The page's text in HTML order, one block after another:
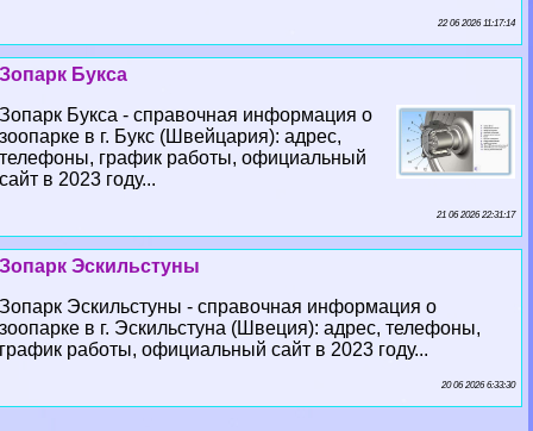
22 06 2026 11:17:14
Зопарк Букса
Зопарк Букса - справочная информация о
зоопарке в г. Букс (Швейцария): адрес,
телефоны, график работы, официальный
сайт в 2023 году...
21 06 2026 22:31:17
Зопарк Эскильстуны
Зопарк Эскильстуны - справочная информация о
зоопарке в г. Эскильстуна (Швеция): адрес, телефоны,
график работы, официальный сайт в 2023 году...
20 06 2026 6:33:30